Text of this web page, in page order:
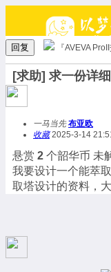
回复 『AVEVA ProII
[求助] 求一份详
一马当先 布亚欧
收藏2025-3-14
悬赏 2 个韶华币 未
我要设计一个能萃
取塔设计的资料，